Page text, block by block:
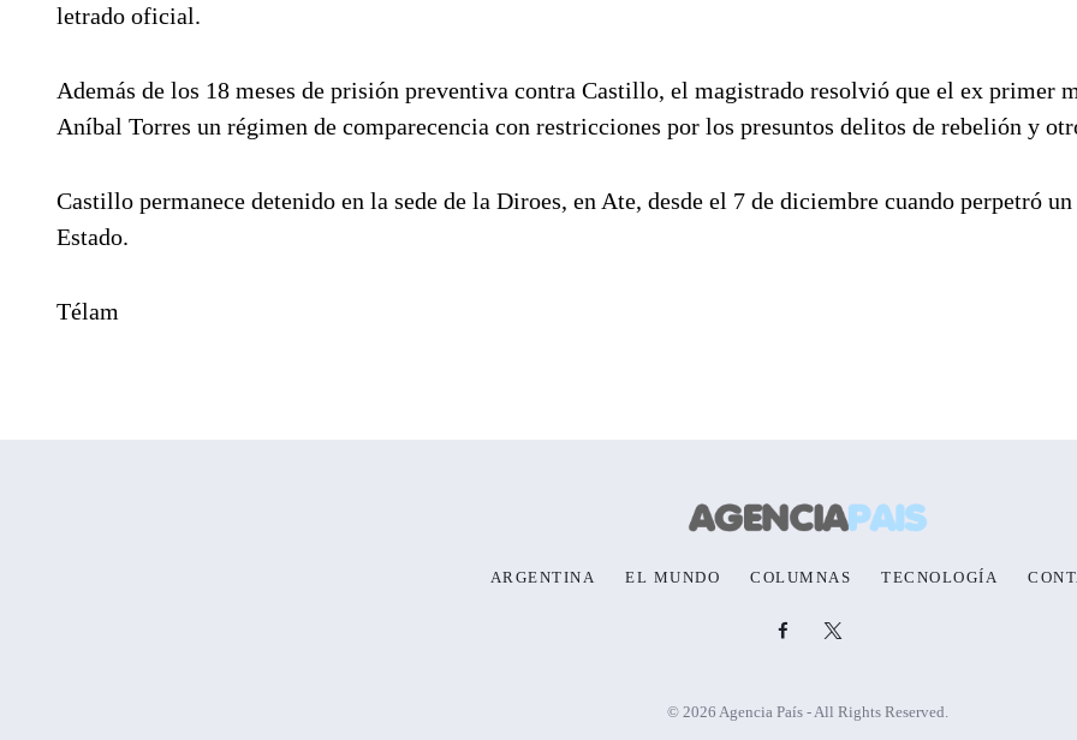
letrado oficial.
Además de los 18 meses de prisión preventiva contra Castillo, el magistrado resolvió que el ex primer
Aníbal Torres un régimen de comparecencia con restricciones por los presuntos delitos de rebelión y
Castillo permanece detenido en la sede de la Diroes, en Ate, desde el 7 de diciembre cuando perpetró
Estado.
Télam
ARGENTINA EL MUNDO COLUMNAS TECNOLOGÍA
© 2026 Agencia País - All Rights Reserved.